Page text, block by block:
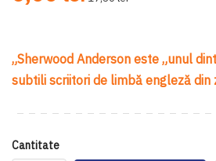
„Sherwood Anderson este „unul
subtili scriitori de limbă engleză din
Cantitate